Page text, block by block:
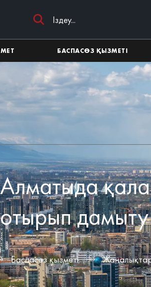
БАСПАСӨЗ ҚЫЗМЕТІ
Алматыда
отырып
Баспасөз қызметі